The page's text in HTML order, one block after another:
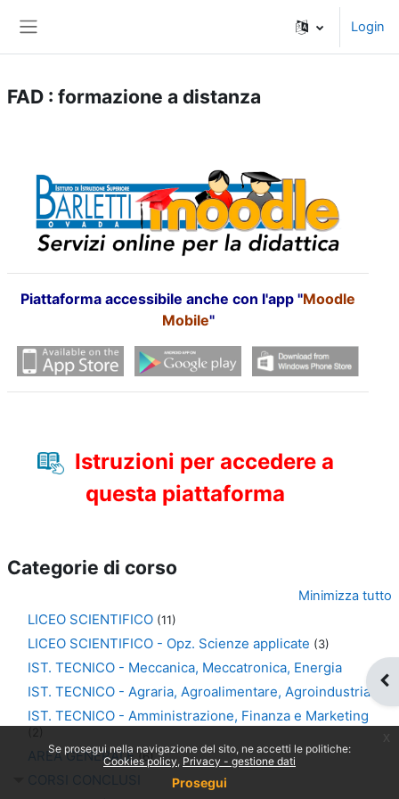
Login
FAD : formazione a distanza
Piattaforma accessibile anche con l'app "Moodle
Mobile"
Istruzioni per accedere a
questa piattaforma
Categorie di corso
Minimizza tutto
LICEO SCIENTIFICO (11)
LICEO SCIENTIFICO - Opz. Scienze applicate (3)
IST. TECNICO - Meccanica, Meccatronica, Energia
IST. TECNICO - Agraria, Agroalimentare, Agroindustria
IST. TECNICO - Amministrazione, Finanza e Marketing
AREA GENERALE(6)
CORSI CONCLUSI
Se prosegui nella navigazione del sito, ne accetti le politiche:
Cookies policy Privacy - gestione dati
Prosegui